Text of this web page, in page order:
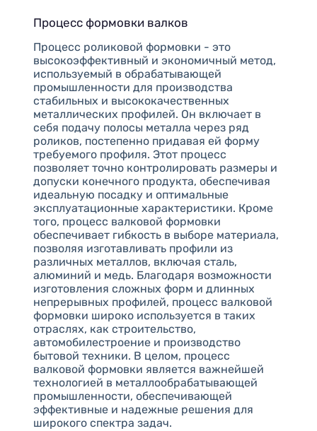
Процесс формовки валков
Процесс роликовой формовки - это
высокоэффективный и экономичный метод,
используемый в обрабатывающей
промышленности для производства
стабильных и высококачественных
металлических профилей. Он включает в
себя подачу полосы металла через ряд
роликов, постепенно придавая ей форму
требуемого профиля. Этот процесс
позволяет точно контролировать размеры и
допуски конечного продукта, обеспечивая
идеальную посадку и оптимальные
эксплуатационные характеристики. Кроме
того, процесс валковой формовки
обеспечивает гибкость в выборе материала,
позволяя изготавливать профили из
различных металлов, включая сталь,
алюминий и медь. Благодаря возможности
изготовления сложных форм и длинных
непрерывных профилей, процесс валковой
формовки широко используется в таких
отраслях, как строительство,
автомобилестроение и производство
бытовой техники. В целом, процесс
валковой формовки является важнейшей
технологией в металлообрабатывающей
промышленности, обеспечивающей
эффективные и надежные решения для
широкого спектра задач.